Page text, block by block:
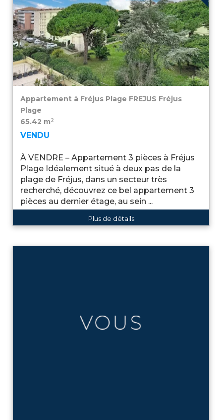
Appartement à Fréjus Plage FREJUS Fréjus
Plage
65.42 m2
VENDU
À VENDRE – Appartement 3 pièces à Fréjus
Plage Idéalement situé à deux pas de la
plage de Fréjus, dans un secteur très
recherché, découvrez ce bel appartement 3
pièces au dernier étage, au sein ...
Plus de détails